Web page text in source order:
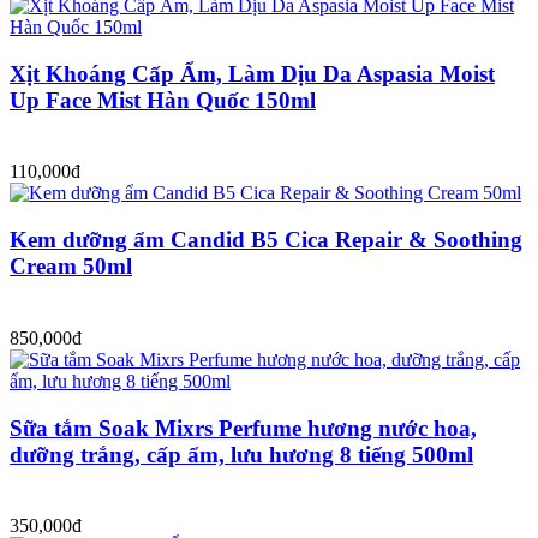
Xịt Khoáng Cấp Ẩm, Làm Dịu Da Aspasia Moist
Up Face Mist Hàn Quốc 150ml
110,000đ
Kem dưỡng ẩm Candid B5 Cica Repair & Soothing
Cream 50ml
850,000đ
Sữa tắm Soak Mixrs Perfume hương nước hoa,
dưỡng trắng, cấp ẩm, lưu hương 8 tiếng 500ml
350,000đ